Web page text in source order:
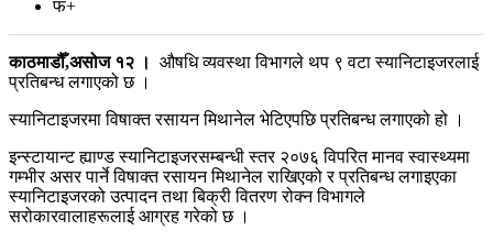
फ+
काठमाडौँ,असोज १२ ।
औषधि व्यवस्था विभागले थप ९ वटा स्यानिटाइजरलाई
प्रतिबन्ध लगाएको छ ।
स्यानिटाइजरमा विषाक्त रसायन मिथानेल भेटिएपछि प्रतिबन्ध लगाएको हो ।
इन्स्टायान्ट ह्याण्ड स्यानिटाइजरसम्बन्धी स्तर २०७६ विपरित मानव स्वास्थ्यमा
गम्भीर असर पार्ने विषाक्त रसायन मिथानेल राखिएको र प्रतिबन्ध लगाइएका
स्यानिटाइजरको उत्पादन तथा बिक्री वितरण रोक्न विभागले
सरोकारवालाहरूलाई आग्रह गरेको छ ।